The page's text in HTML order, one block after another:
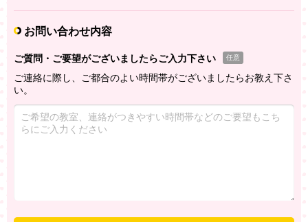
お問い合わせ内容
ご質問・ご要望がございましたらご入力下さい 任意
ご連絡に際し、ご都合のよい時間帯がございましたらお教え下さ
い。